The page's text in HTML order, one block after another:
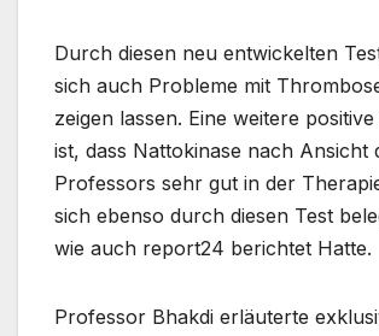
Durch diesen neu entwickelten
sich auch Probleme mit
zeigen lassen. Eine weitere
ist, dass Nattokinase nach Ansicht
Professors sehr gut in der
sich ebenso durch diesen Test
wie auch report24 berichtet Hatte.
Professor Bhakdi erläuterte